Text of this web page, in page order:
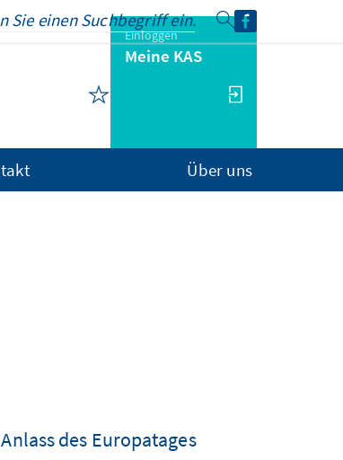
Einloggen
Meine KAS
Über uns
des Europatages